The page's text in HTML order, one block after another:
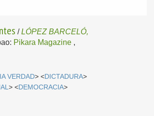
/LÓPEZ BARCELÓ,
Pikara Magazine ,
VERDAD> <DICTADURA>
> <DEMOCRACIA>